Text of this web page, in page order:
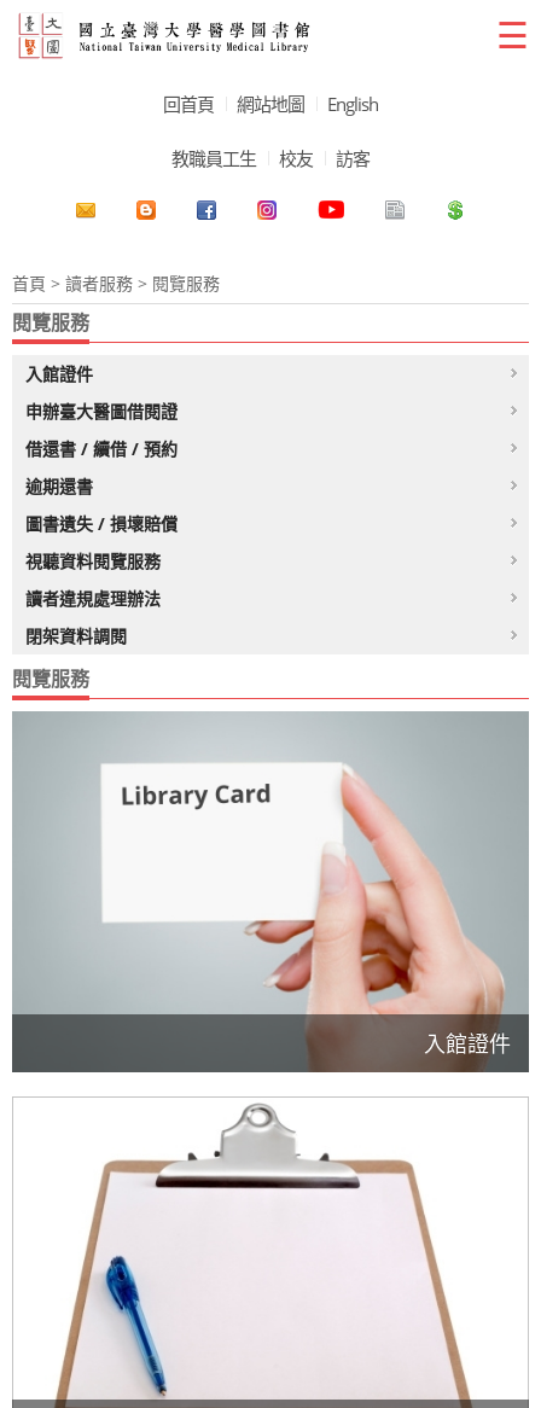
☰
回首頁 網站地圖 English
教職員工生 校友 訪客
首頁 > 讀者服務 > 閱覽服務
閱覽服務
入館證件
申辦臺大醫圖借閱證
借還書 / 續借 / 預約
逾期還書
圖書遺失 / 損壞賠償
視聽資料閱覽服務
讀者違規處理辦法
閉架資料調閱
閱覽服務
入館證件